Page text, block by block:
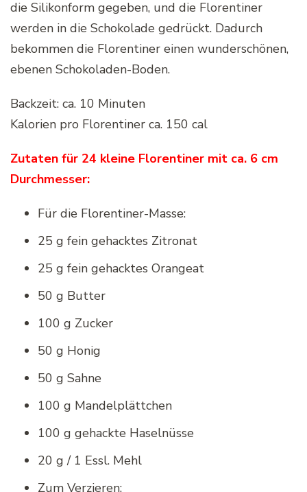
die Silikonform gegeben, und die Florentiner
werden in die Schokolade gedrückt. Dadurch
bekommen die Florentiner einen wunderschönen,
ebenen Schokoladen-Boden.
Backzeit: ca. 10 Minuten
Kalorien pro Florentiner ca. 150 cal
Zutaten für 24 kleine Florentiner mit ca. 6 cm
Durchmesser:
Für die Florentiner-Masse:
25 g fein gehacktes Zitronat
25 g fein gehacktes Orangeat
50 g Butter
100 g Zucker
50 g Honig
50 g Sahne
100 g Mandelplättchen
100 g gehackte Haselnüsse
20 g / 1 Essl. Mehl
Zum Verzieren: